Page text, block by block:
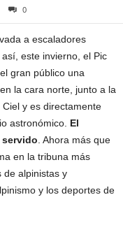
0
a escaladores
este invierno, el Pic
gran público una
la cara norte, junto a la
y es directamente
astronómico. El
. Ahora más que
en la tribuna más
de alpinistas y
y los deportes de